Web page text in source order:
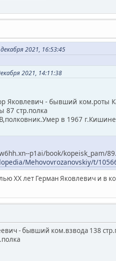
2021, 16:53:45
2021, 14:11:38
Яковлевич - бывший ком.роты
стр.полка
в 1967
p1ai/book/kopeisk_pam/
Mehovovrozanovskiy/t/
ХХ лет Герман Яковлевич и в
- бывший ком.взвода 138